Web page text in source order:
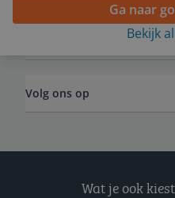
Ga naar
Bekijk
Volg ons op
Wat je ook